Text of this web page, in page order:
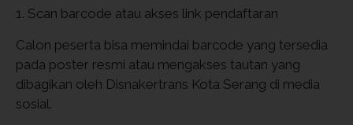
1. Scan barcode atau akses link pendaftaran
Calon peserta bisa memindai barcode yang tersedia
pada poster resmi atau mengakses tautan yang
dibagikan oleh Disnakertrans Kota Serang di media
sosial.